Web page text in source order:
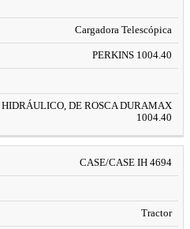
Cargadora Telescópica
PERKINS 1004.40
HIDRÁULICO, DE ROSCA DURAMAX
1004.40
CASE/CASE IH 4694
Tractor